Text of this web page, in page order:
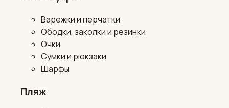
Варежки и перчатки
Ободки, заколки и резинки
Очки
Сумки и рюкзаки
Шарфы
Пляж